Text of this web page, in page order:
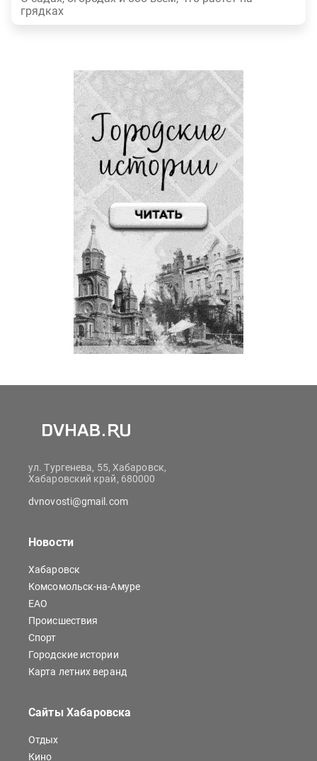
грядках
ул. Тургенева, 55, Хабаровск,
Хабаровский край, 680000
dvnovosti@gmail.com
Новости
Хабаровск
Комсомольск-на-Амуре
ЕАО
Происшествия
Спорт
Городские истории
Карта летних веранд
Сайты Хабаровска
Отдых
Кино